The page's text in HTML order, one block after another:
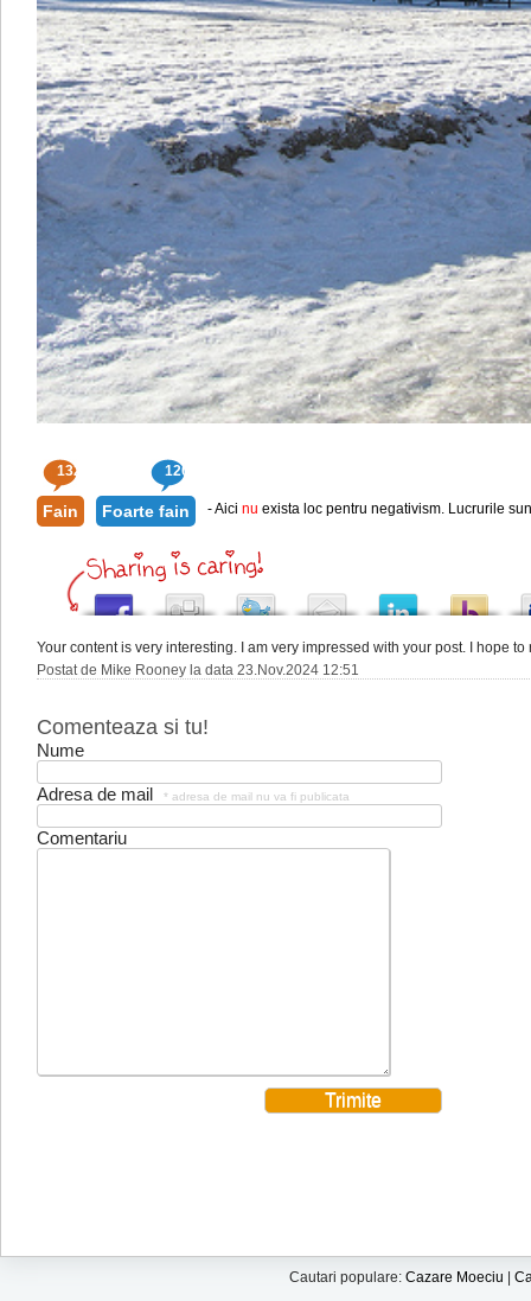
132 120
Fain Foarte fain - Aici nu exista loc pentru negativism. Lucrurile
Your content is very interesting. I am very impressed with your post. I hope
Postat de Mike Rooney la data 23.Nov.2024 12:51
Comenteaza si tu!
Nume
Adresa de mail * adresa de mail nu va fi publicata
Comentariu
Cautari populare: Cazare Moeciu